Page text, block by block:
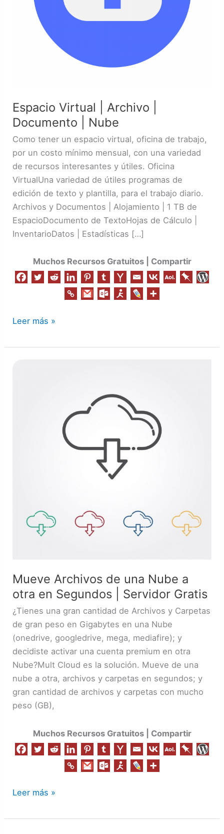
Espacio Virtual | Archivo |
Documento | Nube
Como tener un espacio virtual, oficina de trabajo,
por un costo mínimo mensual, con una variedad
de recursos interesantes y útiles. Oficina
VirtualUna variedad de útiles programas de
edición de texto y plantilla, para el trabajo diario.
Archivos y Documentos | Alojamiento | 1 TB de
EspacioDocumento de TextoHojas de Cálculo |
InventarioDatos | Estadísticas […]
Muchos Recursos Gratuitos | Compartir
Leer más »
Mueve Archivos de una Nube a
otra en Segundos | Servidor Gratis
¿Tienes una gran cantidad de Archivos y Carpetas
de gran peso en Gigabytes en una Nube
(onedrive, googledrive, mega, mediafire); y
decidiste activar una cuenta premium en otra
Nube?Mult Cloud es la solución. Mueve de una
nube a otra, archivos y carpetas en segundos; y
gran cantidad de archivos y carpetas con mucho
peso (GB),
Muchos Recursos Gratuitos | Compartir
Gratis
Leer más »